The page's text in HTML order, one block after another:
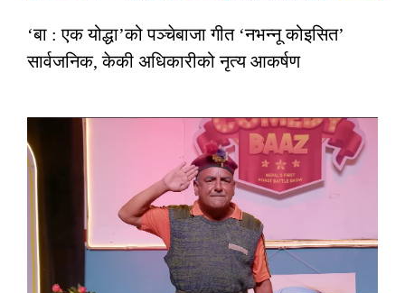
‘बा : एक योद्धा’को पञ्चेबाजा गीत ‘नभन्नू कोइसित’
सार्वजनिक, केकी अधिकारीको नृत्य आकर्षण